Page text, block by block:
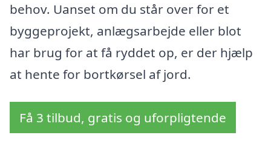
behov. Uanset om du står over for et
byggeprojekt, anlægsarbejde eller blot
har brug for at få ryddet op, er der hjælp
at hente for bortkørsel af jord.
Få 3 tilbud, gratis og uforpligtende